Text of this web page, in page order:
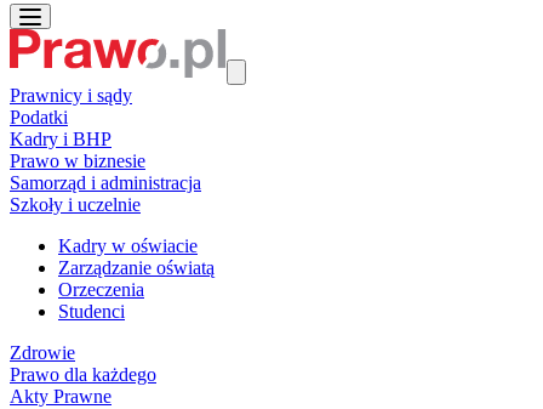
Prawnicy i sądy
Podatki
Kadry i BHP
Prawo w biznesie
Samorząd i administracja
Szkoły i uczelnie
Kadry w oświacie
Zarządzanie oświatą
Orzeczenia
Studenci
Zdrowie
Prawo dla każdego
Akty Prawne